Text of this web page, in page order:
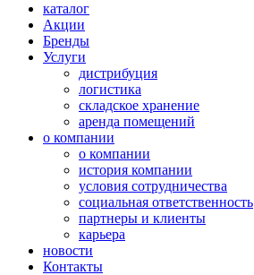
каталог
Акции
Бренды
Услуги
дистрибуция
логистика
складское хранение
аренда помещений
о компании
о компании
история компании
условия сотрудничества
социальная ответственность
партнеры и клиенты
карьера
новости
Контакты